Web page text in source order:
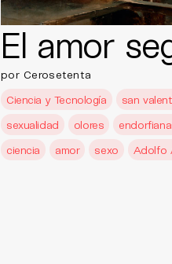
El amor
por Cerosetenta
Ciencia y Tecnología
san
sexualidad
olores
ciencia
amor sexo Adolfo